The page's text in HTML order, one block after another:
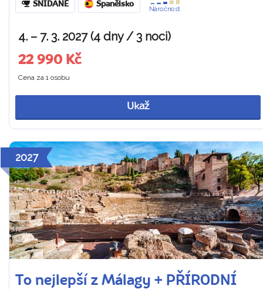
SNÍDANĚ Španělsko
Náročnost
4. – 7. 3. 2027 (4 dny / 3 noci)
22 990 Kč
Cena za 1 osobu
Ukaž
2027
To nejlepší z Málagy + PŘÍRODNÍ